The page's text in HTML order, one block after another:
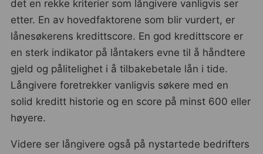
det en rekke kriterier som långivere vanligvis ser
etter. En av hovedfaktorene som blir vurdert, er
lånesøkerens kredittscore. En god kredittscore er
en sterk indikator på låntakers evne til å håndtere
gjeld og pålitelighet i å tilbakebetale lån i tide.
Långivere foretrekker vanligvis søkere med en
solid kreditt historie og en score på minst 600 eller
høyere.
Videre ser långivere også på nystartede bedrifters